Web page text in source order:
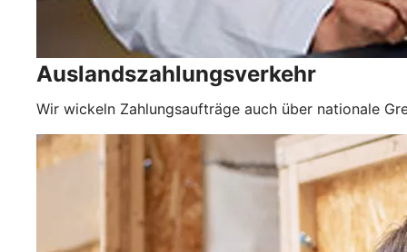
Auslandszahlungsverkehr
Wir wickeln Zahlungsaufträge auch über nationale